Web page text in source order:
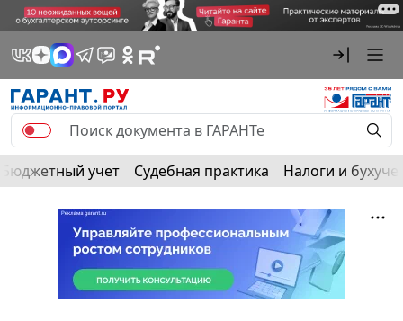
Бюджетный учет Судебная практика Налоги и